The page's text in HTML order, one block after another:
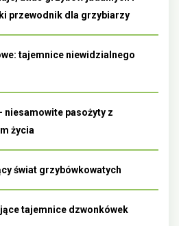
przewodnik dla grzybiarzy
tajemnice niewidzialnego
niesamowite pasożyty z
życia
świat grzybówkowatych
tajemnice dzwonkówek